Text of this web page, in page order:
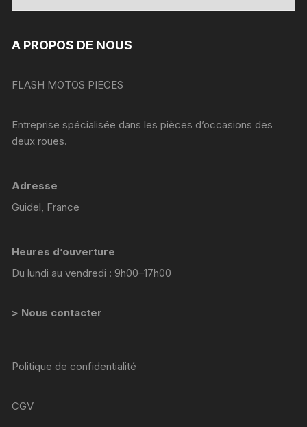
A PROPOS DE NOUS
FLASH MOTOS PIECES
Entreprise spécialisée dans les pièces d’occasions des
deux roues.
Adresse
Guidel, France
Heures d’ouverture
Du lundi au vendredi : 9h00–17h00
> Nous contacter
Politique de confidentialité
CGV